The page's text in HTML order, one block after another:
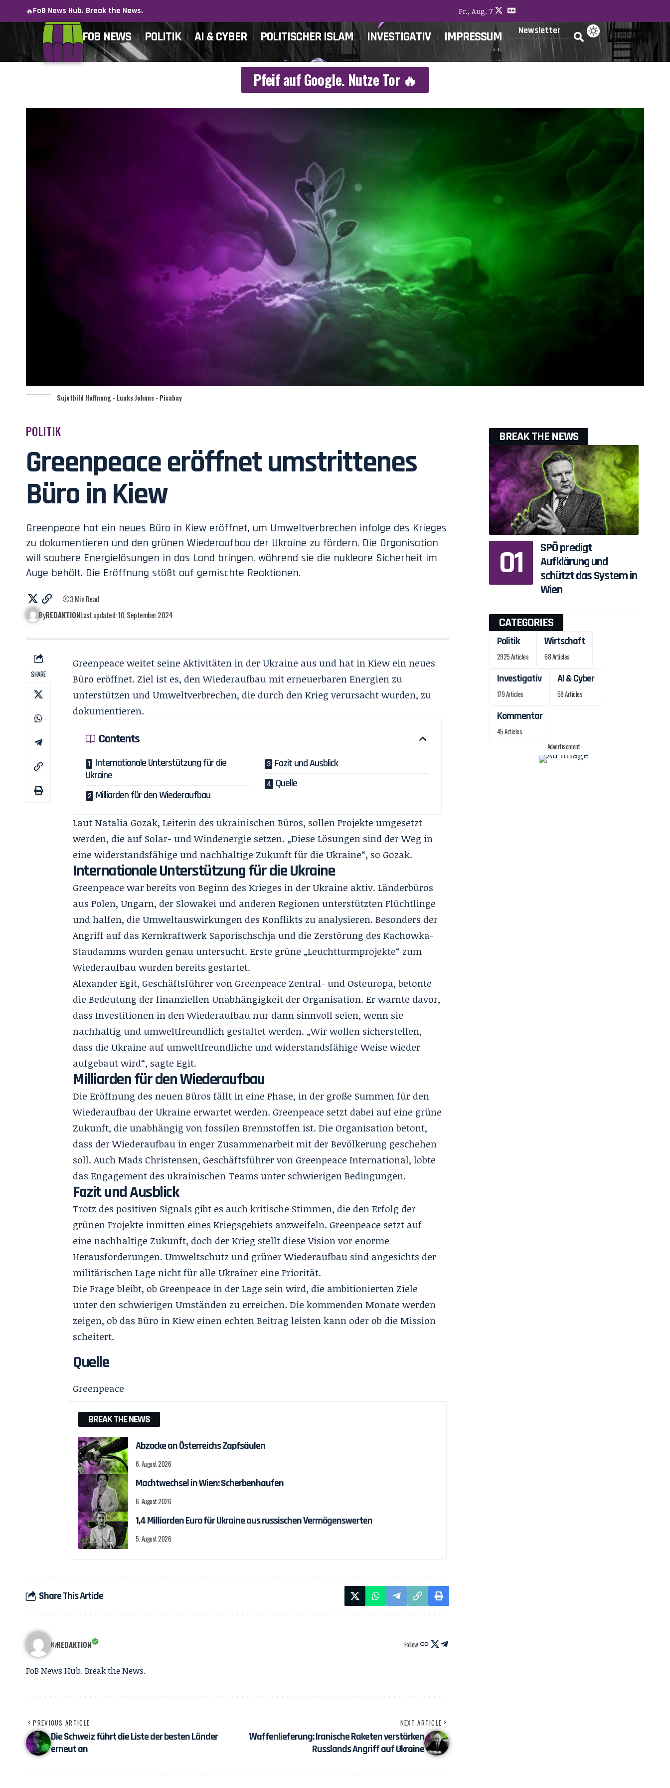
🔥FoB News Hub. Break the News. Fr., Aug. 7
FOB NEWS POLITIK AI & CYBER POLITISCHER ISLAM INVESTIGATIV IMPRESSUM Newsletter
Pfeif auf Google. Nutze Tor 🔥
Sujetbild Hoffnung - Luaks Johnns - Pixabay
POLITIK
Greenpeace eröffnet umstrittenes
Büro in Kiew
Greenpeace hat ein neues Büro in Kiew eröffnet, um Umweltverbrechen infolge des Krieges
zu dokumentieren und den grünen Wiederaufbau der Ukraine zu fördern. Die Organisation
will saubere Energielösungen in das Land bringen, während sie die nukleare Sicherheit im
Auge behält. Die Eröffnung stößt auf gemischte Reaktionen.
ByREDAKTIONLast updated: 10. September 2024
3 Min Read
SHARE
Greenpeace weitet seine Aktivitäten in der Ukraine aus und hat in Kiew ein neues
Büro eröffnet. Ziel ist es, den Wiederaufbau mit erneuerbaren Energien zu
unterstützen und Umweltverbrechen, die durch den Krieg verursacht wurden, zu
dokumentieren.
Contents
Internationale Unterstützung für die
Ukraine
Milliarden für den Wiederaufbau
Fazit und Ausblick
Quelle
Laut Natalia Gozak, Leiterin des ukrainischen Büros, sollen Projekte umgesetzt
werden, die auf Solar- und Windenergie setzen. „Diese Lösungen sind der Weg in
eine widerstandsfähige und nachhaltige Zukunft für die Ukraine“, so Gozak.
Internationale Unterstützung für die Ukraine
Greenpeace war bereits von Beginn des Krieges in der Ukraine aktiv. Länderbüros
aus Polen, Ungarn, der Slowakei und anderen Regionen unterstützten Flüchtlinge
und halfen, die Umweltauswirkungen des Konflikts zu analysieren. Besonders der
Angriff auf das Kernkraftwerk Saporischschja und die Zerstörung des Kachowka-
Staudamms wurden genau untersucht. Erste grüne „Leuchtturmprojekte“ zum
Wiederaufbau wurden bereits gestartet.
Alexander Egit, Geschäftsführer von Greenpeace Zentral- und Osteuropa, betonte
die Bedeutung der finanziellen Unabhängigkeit der Organisation. Er warnte davor,
dass Investitionen in den Wiederaufbau nur dann sinnvoll seien, wenn sie
nachhaltig und umweltfreundlich gestaltet werden. „Wir wollen sicherstellen,
dass die Ukraine auf umweltfreundliche und widerstandsfähige Weise wieder
aufgebaut wird“, sagte Egit.
Milliarden für den Wiederaufbau
Die Eröffnung des neuen Büros fällt in eine Phase, in der große Summen für den
Wiederaufbau der Ukraine erwartet werden. Greenpeace setzt dabei auf eine grüne
Zukunft, die unabhängig von fossilen Brennstoffen ist. Die Organisation betont,
dass der Wiederaufbau in enger Zusammenarbeit mit der Bevölkerung geschehen
soll. Auch Mads Christensen, Geschäftsführer von Greenpeace International, lobte
das Engagement des ukrainischen Teams unter schwierigen Bedingungen.
Fazit und Ausblick
Trotz des positiven Signals gibt es auch kritische Stimmen, die den Erfolg der
grünen Projekte inmitten eines Kriegsgebiets anzweifeln. Greenpeace setzt auf
eine nachhaltige Zukunft, doch der Krieg stellt diese Vision vor enorme
Herausforderungen. Umweltschutz und grüner Wiederaufbau sind angesichts der
militärischen Lage nicht für alle Ukrainer eine Priorität.
Die Frage bleibt, ob Greenpeace in der Lage sein wird, die ambitionierten Ziele
unter den schwierigen Umständen zu erreichen. Die kommenden Monate werden
zeigen, ob das Büro in Kiew einen echten Beitrag leisten kann oder ob die Mission
scheitert.
Quelle
Greenpeace
BREAK THE NEWS
Abzocke an Österreichs Zapfsäulen
6. August 2026
Machtwechsel in Wien: Scherbenhaufen
6. August 2026
1,4 Milliarden Euro für Ukraine aus russischen Vermögenswerten
5. August 2026
Share This Article
ByREDAKTION Follow:
FoB News Hub. Break the News.
PREVIOUS ARTICLE
Die Schweiz führt die Liste der besten Länder
erneut an
NEXT ARTICLE
Waffenlieferung: Iranische Raketen verstärken
Russlands Angriff auf Ukraine
BREAK THE NEWS
SPÖ predigt
Aufklärung und
schützt das System in
Wien
CATEGORIES
Politik
2925 Articles
Wirtschaft
68 Articles
Investigativ
179 Articles
AI & Cyber
58 Articles
Kommentar
45 Articles
- Advertisement -